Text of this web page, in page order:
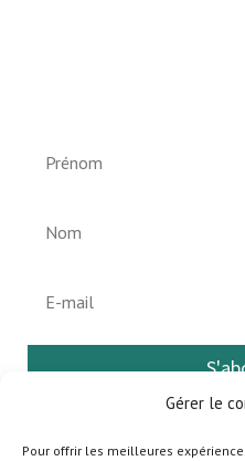
Gérer le
Pour offrir les meilleures